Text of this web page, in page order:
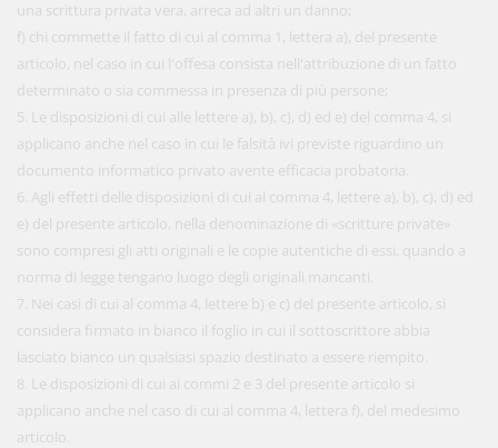
una scrittura privata vera, arreca ad altri un danno;
f) chi commette il fatto di cui al comma 1, lettera a), del presente
articolo, nel caso in cui l'offesa consista nell'attribuzione di un fatto
determinato o sia commessa in presenza di più persone;
5. Le disposizioni di cui alle lettere a), b), c), d) ed e) del comma 4, si
applicano anche nel caso in cui le falsità ivi previste riguardino un
documento informatico privato avente efficacia probatoria.
6. Agli effetti delle disposizioni di cui al comma 4, lettere a), b), c), d) ed
e) del presente articolo, nella denominazione di «scritture private»
sono compresi gli atti originali e le copie autentiche di essi, quando a
norma di legge tengano luogo degli originali mancanti.
7. Nei casi di cui al comma 4, lettere b) e c) del presente articolo, si
considera firmato in bianco il foglio in cui il sottoscrittore abbia
lasciato bianco un qualsiasi spazio destinato a essere riempito.
8. Le disposizioni di cui ai commi 2 e 3 del presente articolo si
applicano anche nel caso di cui al comma 4, lettera f), del medesimo
articolo.